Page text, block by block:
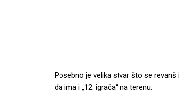
Posebno je velika stvar što se
da ima i „12. igrača“ na terenu.